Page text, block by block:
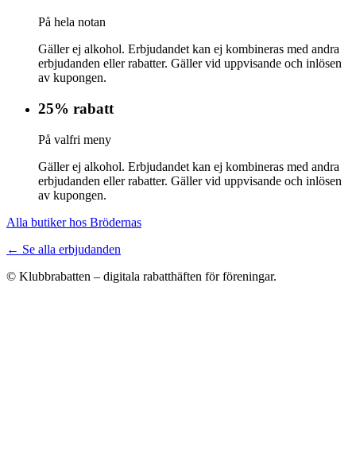
På hela notan
Gäller ej alkohol. Erbjudandet kan ej kombineras med andra
erbjudanden eller rabatter. Gäller vid uppvisande och inlösen
av kupongen.
25% rabatt
På valfri meny
Gäller ej alkohol. Erbjudandet kan ej kombineras med andra
erbjudanden eller rabatter. Gäller vid uppvisande och inlösen
av kupongen.
Alla butiker hos Brödernas
← Se alla erbjudanden
© Klubbrabatten – digitala rabatthäften för föreningar.